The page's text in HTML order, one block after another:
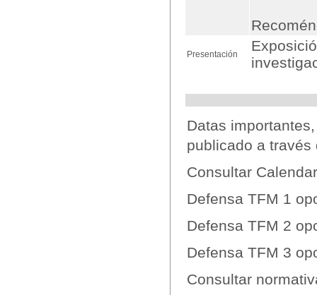
Presentación
Datas
publicado a
Consultar
Defensa TFM 1
Defensa TFM 2
Defensa TFM 3
Consultar